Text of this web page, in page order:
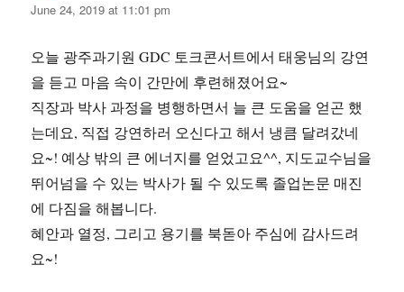
June 24, 2019 at 11:01 pm
오늘 광주과기원 GDC 토크콘서트에서 태웅님의 강연
을 듣고 마음 속이 간만에 후련해졌어요~
직장과 박사 과정을 병행하면서 늘 큰 도움을 얻곤 했
는데요, 직접 강연하러 오신다고 해서 냉큼 달려갔네
요~! 예상 밖의 큰 에너지를 얻었고요^^, 지도교수님을
뛰어넘을 수 있는 박사가 될 수 있도록 졸업논문 매진
에 다짐을 해봅니다.
혜안과 열정, 그리고 용기를 북돋아 주심에 감사드려
요~!